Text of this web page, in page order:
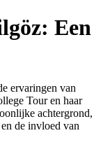
Een
ervaringen van
Tour en haar
achtergrond,
de invloed van